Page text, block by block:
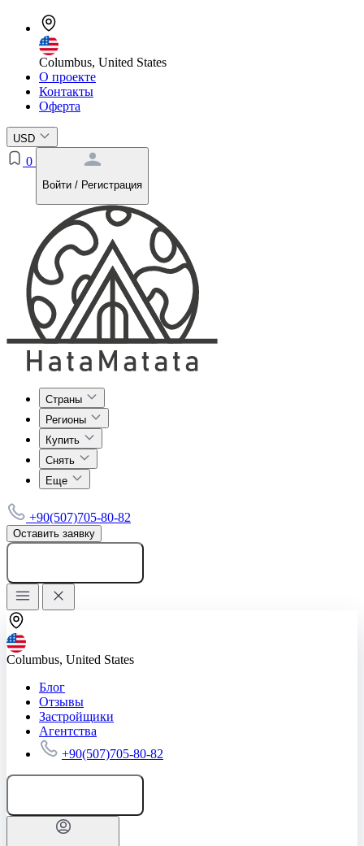
Columbus, United States
О проекте
Контакты
Оферта
USD
0
Войти / Регистрация
Страны
Регионы
Купить
Снять
Еще
+90(507)705-80-82
Оставить заявку
Columbus, United States
Блог
Отзывы
Застройщики
Агентства
+90(507)705-80-82